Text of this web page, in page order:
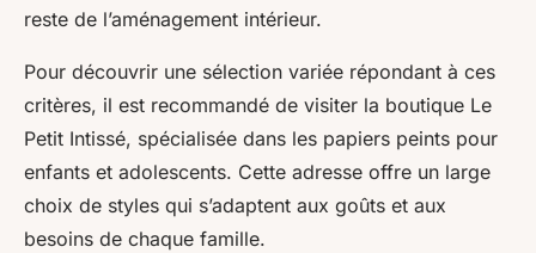
reste de l’aménagement intérieur.
Pour découvrir une sélection variée répondant à ces
critères, il est recommandé de visiter la boutique Le
Petit Intissé, spécialisée dans les papiers peints pour
enfants et adolescents. Cette adresse offre un large
choix de styles qui s’adaptent aux goûts et aux
besoins de chaque famille.